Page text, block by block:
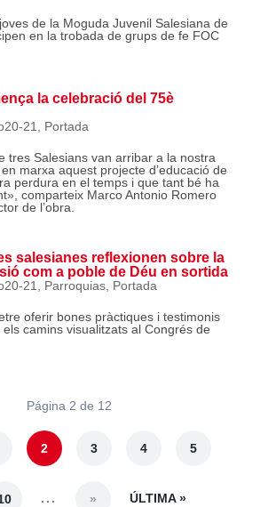
de la Moguda Juvenil Salesiana de
en la trobada de grups de fe FOC
la celebració del 75è
21 Portada
tres Salesians van arribar a la nostra
marxa aquest projecte d’educació de
perdura en el temps i que tant bé ha
comparteix Marco Antonio Romero
de l’obra.
salesianes reflexionen sobre la
com a poble de Déu en sortida
21 Parroquias, Portada
oferir bones pràctiques i testimonis
camins visualitzats al Congrés de
Página 2 de 12
2 3 4 5
... » ÚLTIMA »